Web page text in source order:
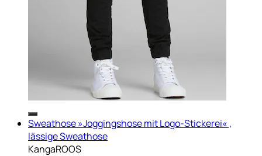
Sweathose »Joggingshose mit Logo-Stickerei« ,
lässige Sweathose
KangaROOS